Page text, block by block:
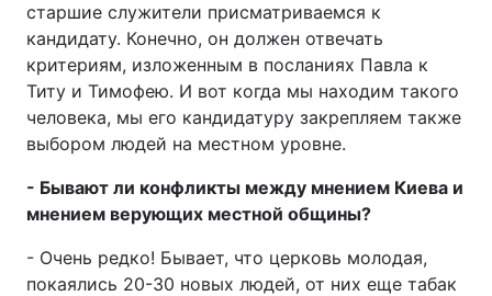
старшие служители присматриваемся к
кандидату. Конечно, он должен отвечать
критериям, изложенным в посланиях Павла к
Титу и Тимофею. И вот когда мы находим такого
человека, мы его кандидатуру закрепляем также
выбором людей на местном уровне.
- Бывают ли конфликты между мнением Киева и
мнением верующих местной общины?
- Очень редко! Бывает, что церковь молодая,
покаялись 20-30 новых людей, от них еще табак